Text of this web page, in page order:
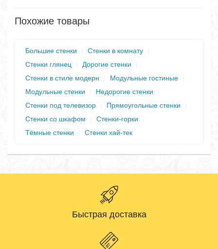
Похожие товары
Большие стенки Стенки в комнату
Стенки глянец
Дорогие стенки
Стенки в стиле модерн
Модульные гостиные
Модульные стенки
Недорогие стенки
Стенки под телевизор
Прямоугольные стенки
Стенки со шкафом
Стенки-горки
Тёмные стенки
Стенки хай-тек
Быстрая доставка